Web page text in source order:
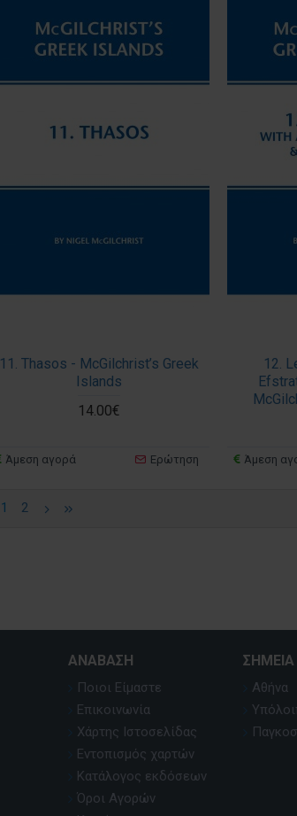
11. Thasos - McGilchrist’s Greek
Islands
14.00€
Άμεση αγορά Ερώτηση
12.
Άμεση
1 2
ΑΝΆΒΑΣΗ
Ποιοι Είμαστε
Επικοινωνία
Χάρτης Ιστοσελίδας
Εντοπισμός χαρτών
Κατάλογος εκδόσεων
Όροι Αγορών
Αθήνα